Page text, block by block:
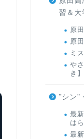
習＆大
原
原
ミ
や
き】
"シン"
最
は
最